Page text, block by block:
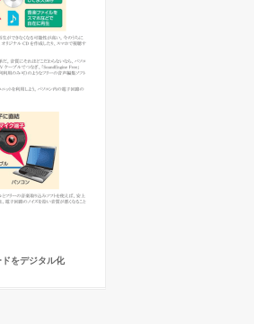
をデジタル化